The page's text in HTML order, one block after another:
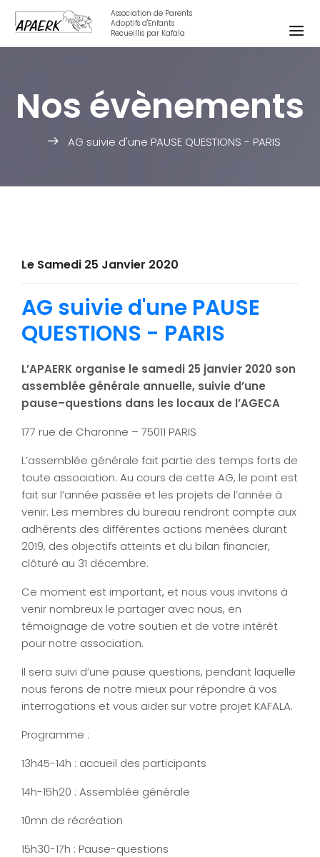
Association de Parents
Adoptifs d'Enfants
Recueillis par Kafala
Nos évènements
AG suivie d'une PAUSE QUESTIONS - PARIS
Le Samedi 25 Janvier 2020
AG suivie d'une PAUSE
QUESTIONS - PARIS
L’APAERK organise le samedi 25 janvier 2020 son
assemblée générale annuelle, suivie d’une
pause–questions dans les locaux de l’AGECA
177 rue de Charonne – 75011 PARIS
L’assemblée générale fait partie des temps forts de
toute association. Au cours de cette AG, le point est
fait sur l’année passée et les projets de l’année à
venir. Les membres du bureau rendront compte aux
adhérents des différentes actions menées durant
2019, des objectifs atteints et du bilan financier,
clôturé au 31 décembre.
Ce moment est important, et nous vous invitons à
venir nombreux le partager avec nous, en
témoignage de votre soutien et de votre intérêt
pour notre association.
Il sera suivi d’une pause questions, pendant laquelle
nous ferons de notre mieux pour répondre à vos
interrogations et vous aider sur votre projet KAFALA.
Programme :
13h45-14h : accueil des participants
14h-15h20 : Assemblée générale
10mn de récréation
15h30-17h : Pause-questions